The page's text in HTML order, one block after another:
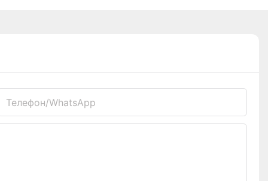
Телефон/WhatsApp